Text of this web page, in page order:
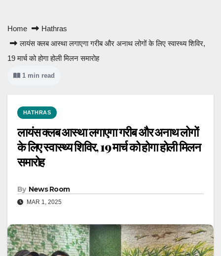
Home
Hathras
लायंस क्लब आस्था लगाएगा गरीब और अनाथ लोगों के लिए स्वास्थ्य शिविर,
19 मार्च को होगा होली मिलन समारोह
1 min read
HATHRAS
लायंस क्लब आस्था लगाएगा गरीब और अनाथ लोगों
के लिए स्वास्थ्य शिविर, 19 मार्च को होगा होली मिलन
समारोह
By News Room
MAR 1, 2025